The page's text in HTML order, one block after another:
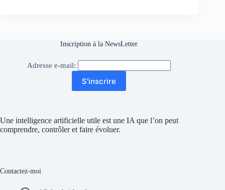
Inscription à la NewsLetter
Adresse e-mail:
S'inscrire
Une intelligence artificielle utile est une IA que l’on peut
comprendre, contrôler et faire évoluer.
Contactez-moi